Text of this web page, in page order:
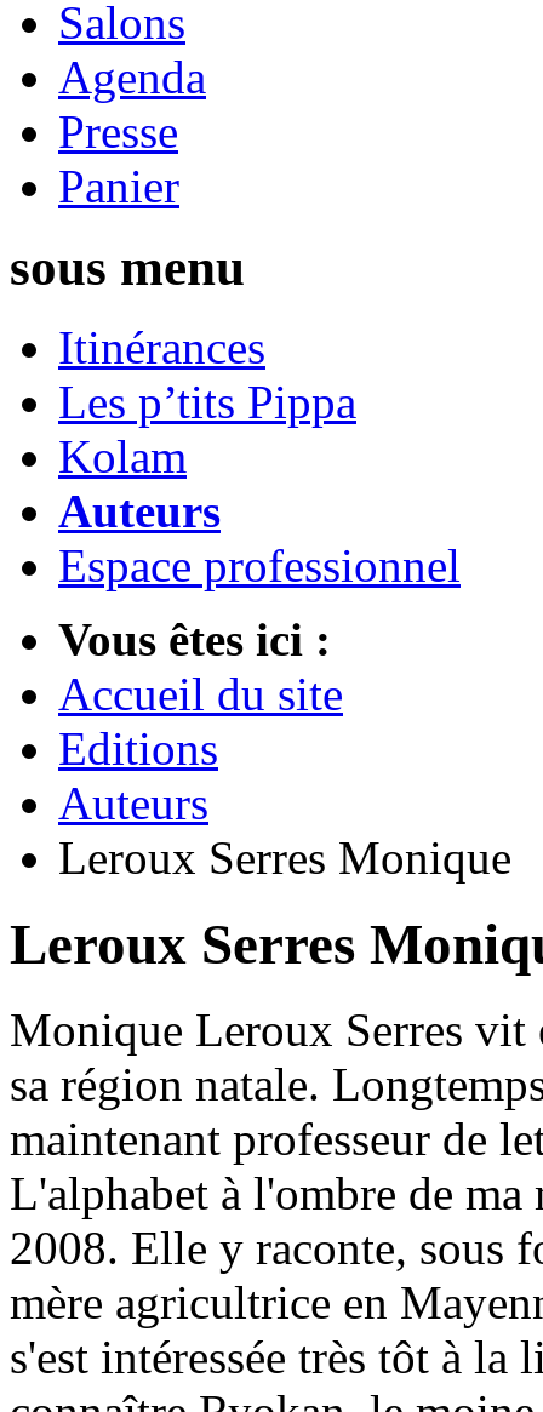
Salons
Agenda
Presse
Panier
sous menu
Itinérances
Les p’tits Pippa
Kolam
Auteurs
Espace professionnel
Vous êtes ici :
Accueil du site
Editions
Auteurs
Leroux Serres Monique
Leroux Serres
Monique Leroux Serres vit
sa région natale.
maintenant professeur de
L'alphabet à l'ombre de ma
2008. Elle y raconte, sous
mère agricultrice en
s'est intéressée très tôt à